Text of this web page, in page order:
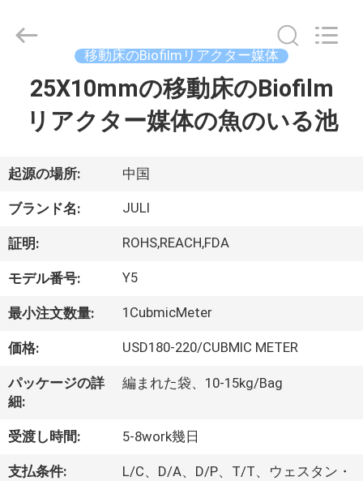
製
品
わ
た
た
ち
に
つ
Tongxiang
Reserved.
移動床のBiofilmリアクター媒体
25X10mmの移動床のBiofilm
リアクター媒体の魚のいる池
起源の場所: 中国
ブランド名: JULI
証明: ROHS,REACH,FDA
モデル番号: Y5
最小注文数量: 1CubmicMeter
価格: USD180-220/CUBMIC METER
パッケージの詳
細:
編まれた袋、10-15kg/Bag
受渡し時間: 5-8work幾日
支払条件:
L/C、D/A、D/P、T/T、ウェスタン・